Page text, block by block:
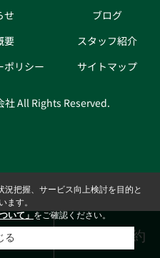
せ
要
ポリシー
ブログ
スタッフ紹介
サイトマップ
社 All Rights Reserved.
合せ 来店予約
把握、サービス向上検討を目的と
ます。
いて」 をご確認ください。
る